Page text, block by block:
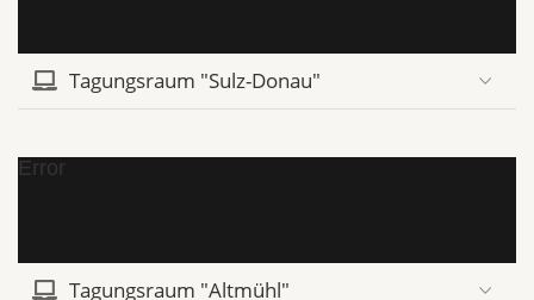
Tagungsraum "Sulz-Donau"
Error
Tagungsraum "Altmühl"